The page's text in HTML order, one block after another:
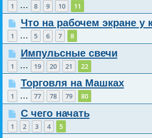
1 … 8 9 10 11
Что на рабочем экране у
1 … 5 6 7 8
Импульсные свечи
1 … 19 20 21 22
Торговля на Машках
1 … 77 78 79 80
С чего начать
1 2 3 4 5